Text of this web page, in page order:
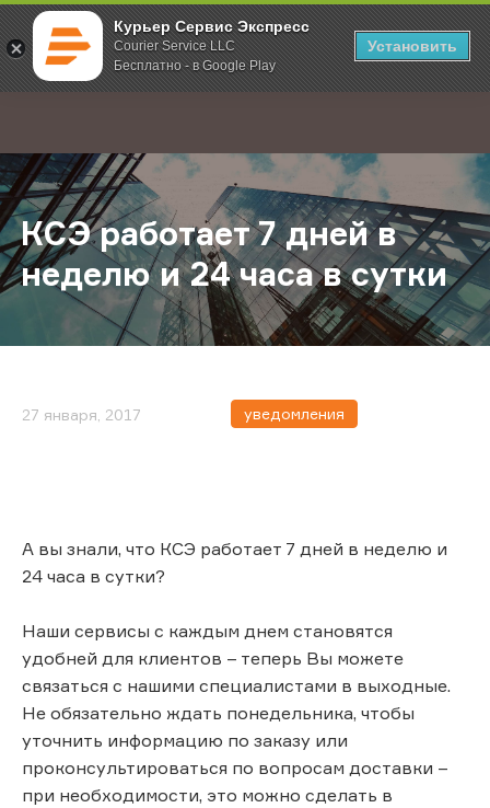
Курьер Сервис Экспресс
Courier Service LLC
Бесплатно - в Google Play
Установить
; Главная О компании Новости КСЭ работает 7 дней в неделю и
КСЭ работает 7 дней в
неделю и 24 часа в сутки
27 января, 2017 уведомления
А вы знали, что КСЭ работает 7 дней в неделю и
24 часа в сутки?
Наши сервисы с каждым днем становятся
удобней для клиентов – теперь Вы можете
связаться с нашими специалистами в выходные.
Не обязательно ждать понедельника, чтобы
уточнить информацию по заказу или
проконсультироваться по вопросам доставки –
при необходимости, это можно сделать в